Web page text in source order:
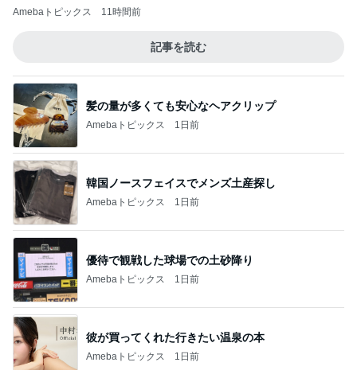
Amebaトピックス 11時間前
記事を読む
髪の量が多くても安心なヘアクリップ
Amebaトピックス 1日前
韓国ノースフェイスでメンズ土産探し
Amebaトピックス 1日前
優待で観戦した球場での土砂降り
Amebaトピックス 1日前
彼が買ってくれた行きたい温泉の本
Amebaトピックス 1日前